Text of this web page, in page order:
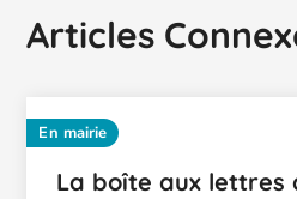
Articles
En mairie
La boîte aux lettres